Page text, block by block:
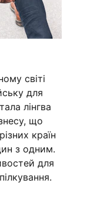
світі
для
лінгва
що
країн
з одним.
для